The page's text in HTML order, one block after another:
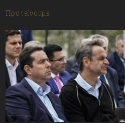
Προτείνουμε